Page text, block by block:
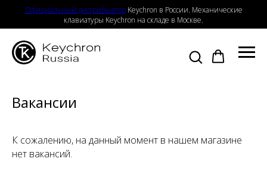
Официальный дистрибьютор Keychron в России. Механические
клавиатуры Keychron на складе в Москве.
Вакансии
К сожалению, на данный момент в нашем магазине
нет вакансий.